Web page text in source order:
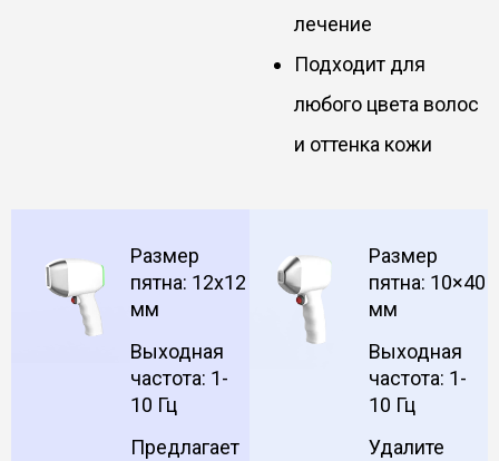
лечение
Подходит для
любого цвета волос
и оттенка кожи
Размер
пятна: 12x12
мм
Выходная
частота: 1-
10 Гц
Предлагает
Размер
пятна: 10×40
мм
Выходная
частота: 1-
10 Гц
Удалите